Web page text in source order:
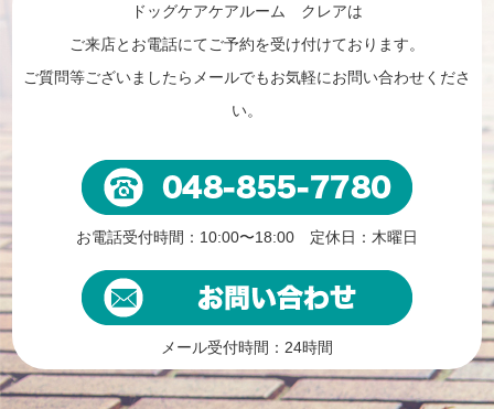
ドッグケアケアルーム クレアは
ご来店とお電話にてご予約を受け付けております。
ご質問等ございましたらメールでもお気軽にお問い合わせくださ
い。
お電話受付時間：10:00〜18:00 定休日：木曜日
メール受付時間：24時間